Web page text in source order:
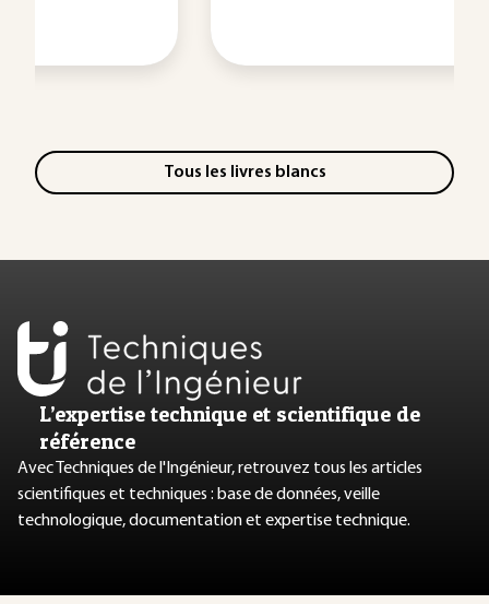
Tous les livres blancs
L’expertise technique et scientifique de
référence
Avec Techniques de l'Ingénieur, retrouvez tous les articles
scientifiques et techniques : base de données, veille
technologique, documentation et expertise technique.